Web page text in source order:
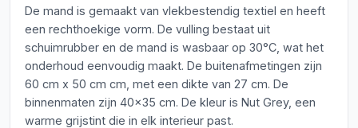
De mand is gemaakt van vlekbestendig textiel en heeft
een rechthoekige vorm. De vulling bestaat uit
schuimrubber en de mand is wasbaar op 30°C, wat het
onderhoud eenvoudig maakt. De buitenafmetingen zijn
60 cm x 50 cm cm, met een dikte van 27 cm. De
binnenmaten zijn 40x35 cm. De kleur is Nut Grey, een
warme grijstint die in elk interieur past.